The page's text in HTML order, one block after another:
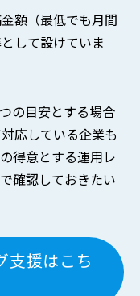
額（最低でも月間
して設けていま
の目安とする場合
応している企業も
得意とする運用レ
確認しておきたい
支援はこち